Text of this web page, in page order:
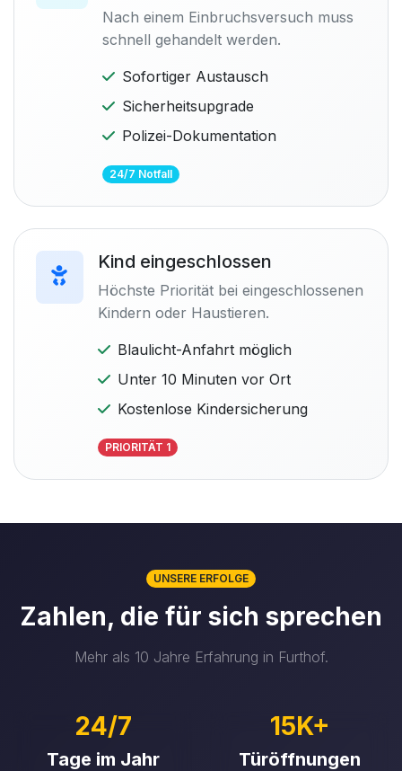
Nach einem Einbruchsversuch muss
schnell gehandelt werden.
Sofortiger Austausch
Sicherheitsupgrade
Polizei-Dokumentation
24/7 Notfall
Kind eingeschlossen
Höchste Priorität bei eingeschlossenen
Kindern oder Haustieren.
Blaulicht-Anfahrt möglich
Unter 10 Minuten vor Ort
Kostenlose Kindersicherung
PRIORITÄT 1
UNSERE ERFOLGE
Zahlen, die für sich sprechen
Mehr als 10 Jahre Erfahrung in Furthof.
24/7
Tage im Jahr
15K+
Türöffnungen